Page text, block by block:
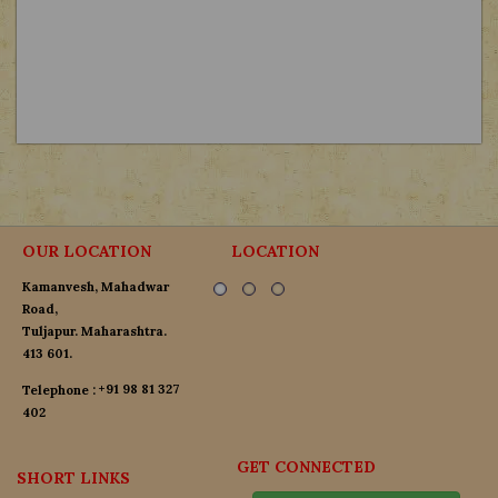
OUR LOCATION
Kamanvesh, Mahadwar
Road,
Tuljapur. Maharashtra.
413 601.
Telephone : +91 98 81 327
402
LOCATION
SHORT LINKS
GET CONNECTED